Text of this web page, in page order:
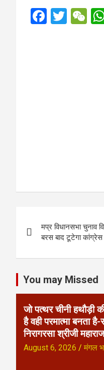
F
T
W
s
t
n
a
मप्र विधानसभा चुनाव
बरस बाद टूटेगा कांग्रेस
You may Missed
जो पत्थर चीनी हथौड़ी
है वही परमात्मा बनता है-
निरागरसा श्रीजी
August 6, 2026 मंगल